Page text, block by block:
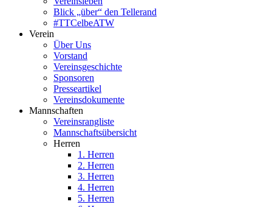
Blick „über“ den Tellerand
#TTCelbeATW
Verein
Über Uns
Vorstand
Vereinsgeschichte
Sponsoren
Presseartikel
Vereinsdokumente
Mannschaften
Vereinsrangliste
Mannschaftsübersicht
Herren
1. Herren
2. Herren
3. Herren
4. Herren
5. Herren